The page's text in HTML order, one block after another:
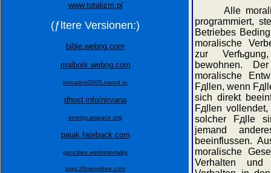
www.totalizm.pl
(ƒltere Versionen:)
bible.webng.com
malbork.webng.com
tornados2005.narod.ru
dhost.info/nirvana
energy.atspace.org
pajak.fateback.com
geocities.ws/immortality
pigs.20megsfree.com
Alle
programmiert,
Betriebes
moralische
zur
bewohnen.
moralische
Fдllen, wenn
sich direkt
Fдllen
solcher Fдlle
jemand
beeinflussen.
moralische
Verhalten und